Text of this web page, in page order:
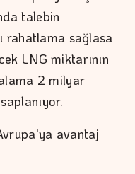
talebin
rahatlama sağlasa
LNG miktarının
2 milyar
avantaj